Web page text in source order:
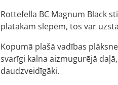
Rottefella BC Magnum Black
platākām slēpēm, tos var
Kopumā plašā vadības
svarīgi kalna aizmugurējā
daudzveidīgāki.